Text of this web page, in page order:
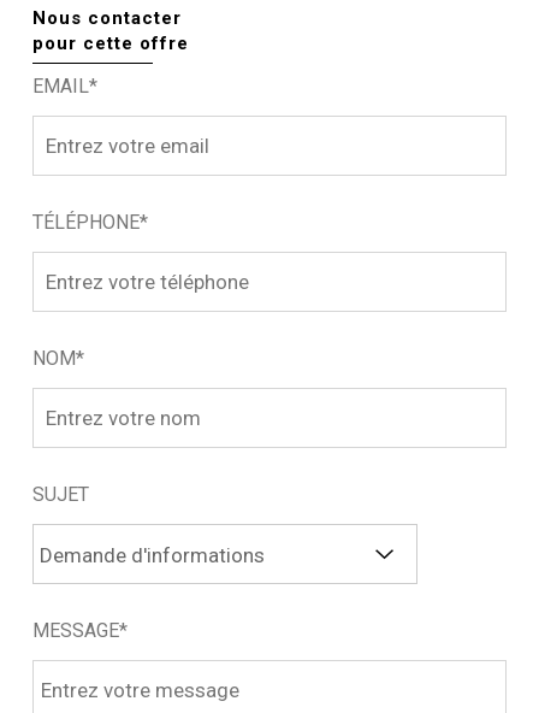
Nous contacter
pour cette offre
EMAIL*
TÉLÉPHONE*
NOM*
SUJET
MESSAGE*